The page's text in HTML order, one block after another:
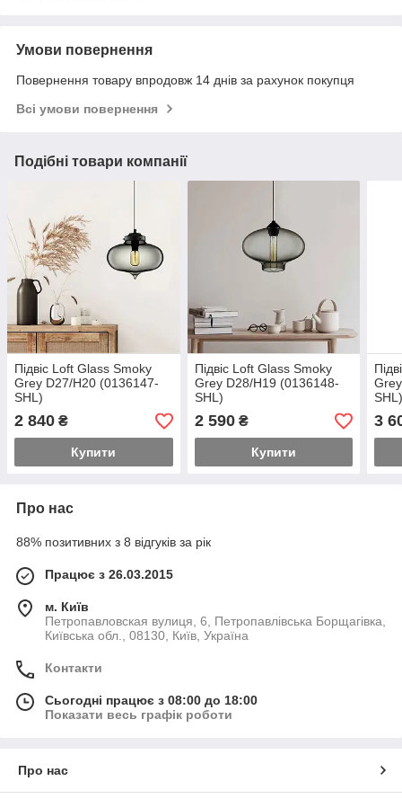
Умови повернення
Повернення товару впродовж 14 днів за рахунок покупця
Всі умови повернення
Подібні товари компанії
Підвіс Loft Glass Smoky
Grey D27/H20 (0136147-
SHL)
2 840 ₴
Купити
Підвіс Loft Glass Smoky
Grey D28/H19 (0136148-
SHL)
2 590₴
Купити
3
Про нас
88% позитивних з 8 відгуків за рік
Працює з 26.03.2015
м. Київ
Петропавловская вулиця, 6, Петропавлівська Борщагівка,
Київська обл., 08130, Київ, Україна
Контакти
Сьогодні працює з 08:00 до 18:00
Показати весь графік роботи
Про нас